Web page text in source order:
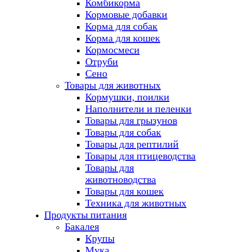
Комбикорма
Кормовые добавки
Корма для собак
Корма для кошек
Кормосмеси
Отруби
Сено
Товары для животных
Кормушки, поилки
Наполнители и пеленки
Товары для грызунов
Товары для собак
Товары для рептилий
Товары для птицеводства
Товары для
животноводства
Товары для кошек
Техника для животных
Продукты питания
Бакалея
Крупы